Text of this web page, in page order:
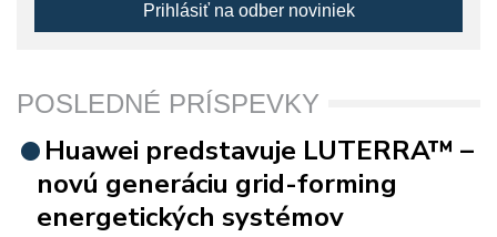
Prihlásiť na odber noviniek
POSLEDNÉ PRÍSPEVKY
Huawei predstavuje LUTERRA™ –
novú generáciu grid-forming
energetických systémov